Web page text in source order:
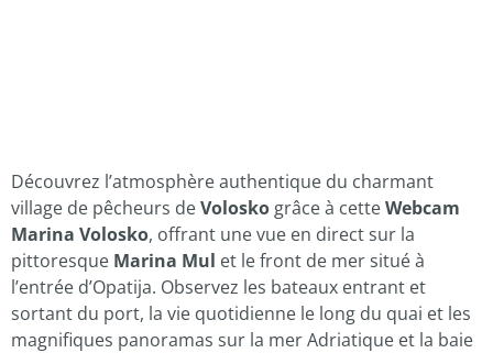
Découvrez l’atmosphère authentique du charmant
village de pêcheurs deVolosko grâce à cetteWebcam
Marina Volosko, offrant une vue en direct sur la
pittoresque Marina Mul et le front de mer situé à
l’entrée d’Opatija. Observez les bateaux entrant et
sortant du port, la vie quotidienne le long du quai et les
magnifiques panoramas sur la mer Adriatique et la baie